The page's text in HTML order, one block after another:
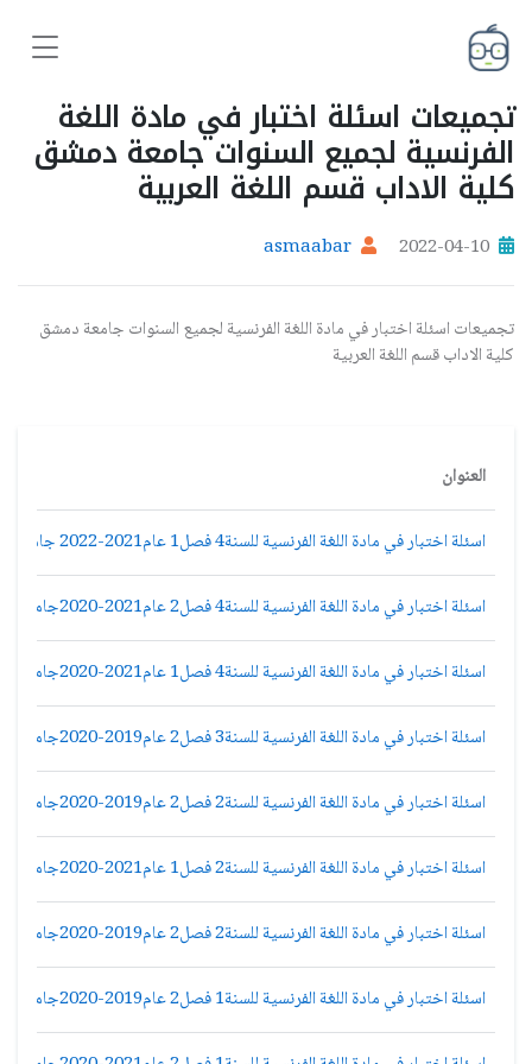
تجميعات اسئلة اختبار في مادة اللغة
الفرنسية لجميع السنوات جامعة دمشق
كلية الاداب قسم اللغة العربية
2022-04-10
asmaabar
تجميعات اسئلة اختبار في مادة اللغة الفرنسية لجميع السنوات جامعة دمشق
كلية الاداب قسم اللغة العربية
العنوان
اسئلة اختبار في مادة اللغة الفرنسية للسنة4 فصل1 عام2021-2022 جامعة دمشق كلية الاداب قسم لغة عربية
اسئلة اختبار في مادة اللغة الفرنسية للسنة4 فصل2 عام2021-2020جامعة دمشق كلية الاداب قسم لغة عربية
اسئلة اختبار في مادة اللغة الفرنسية للسنة4 فصل1 عام2021-2020جامعة دمشق كلية الاداب قسم لغة عربية
اسئلة اختبار في مادة اللغة الفرنسية للسنة3 فصل2 عام2019-2020جامعة دمشق كلية الاداب قسم لغة عربية
اسئلة اختبار في مادة اللغة الفرنسية للسنة2 فصل2 عام2019-2020جامعة دمشق كلية الاداب قسم لغة عربية
اسئلة اختبار في مادة اللغة الفرنسية للسنة2 فصل1 عام2021-2020جامعة دمشق كلية الاداب قسم لغة عربية
اسئلة اختبار في مادة اللغة الفرنسية للسنة2 فصل2 عام2019-2020جامعة دمشق كلية الاداب قسم لغة عربية
اسئلة اختبار في مادة اللغة الفرنسية للسنة1 فصل2 عام2019-2020جامعة دمشق كلية الاداب قسم لغة عربية